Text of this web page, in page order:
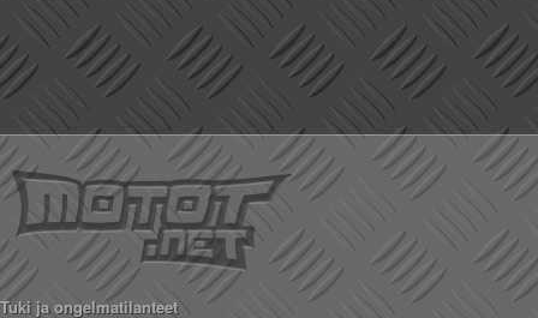
Tuki ja ongelmatilanteet